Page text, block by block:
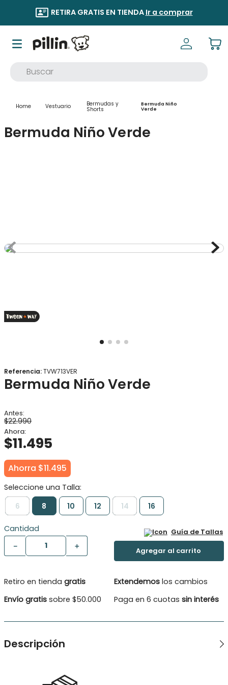
RETIRA GRATIS EN TIENDA Ir a comprar
Vestuario Bermudas y
Shorts
Bermuda Niño
Verde
Bermuda Niño Verde
Referencia:TVW713VER
Bermuda Niño Verde
$22.990
$11.495
Ahorra $11.495
6 8 10 12 14 16
Cantidad
＋
－
Guía de Tallas
Retiro en tienda gratis
Envío gratis sobre $50.000
Extendemos los cambios
Paga en 6 cuotas sin interés
Descripción
Tipo De Producuto: Bermuda
1
2 .
osito
9.
panty